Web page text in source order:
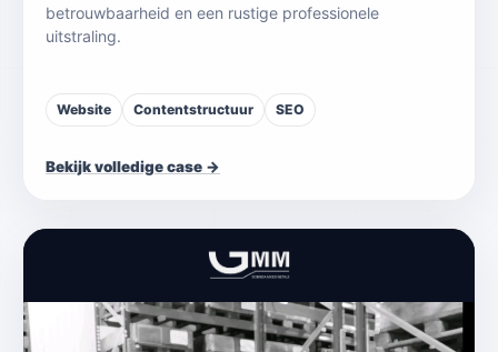
betrouwbaarheid en een rustige professionele
uitstraling.
Website Contentstructuur SEO
Bekijk volledige case →